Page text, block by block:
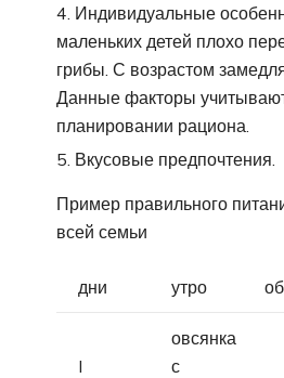
Индивидуальные
маленьких детей плохо
грибы. С возрастом
Данные факторы
планировании рациона.
Вкусовые предпочтения.
Пример правильного
всей семьи
дни утро
I
овсянка
с